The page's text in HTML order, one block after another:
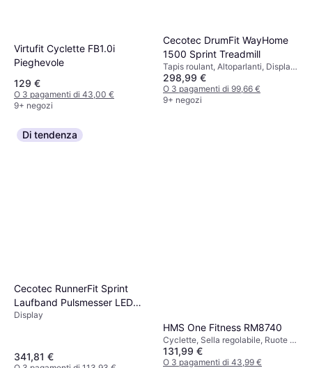
Virtufit Cyclette FB1.0i
Pieghevole
129 €
O 3 pagamenti di 43,00 €
9+ negozi
Cecotec DrumFit WayHome
1500 Sprint Treadmill
Tapis roulant, Altoparlanti, Display,
Ruote di trasporto, Portabottiglie,
Bluetooth, Pieghevole
298,99 €
O 3 pagamenti di 99,66 €
9+ negozi
Di tendenza
Cecotec RunnerFit Sprint
Laufband Pulsmesser LED
Display
Display
341,81 €
HMS One Fitness RM8740
Cyclette, Sella regolabile, Ruote di
trasporto
131,99 €
O 3 pagamenti di 43,99 €